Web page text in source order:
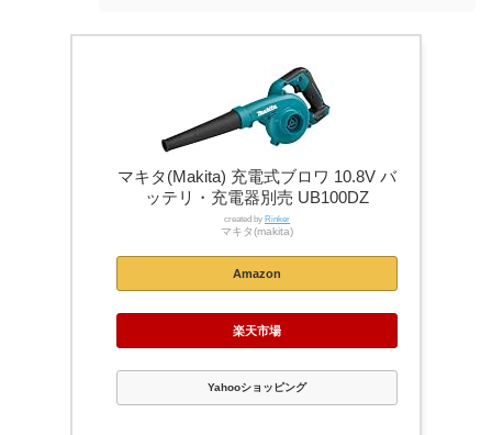
マキタ(Makita) 充電式ブロワ 10.8V バ
ッテリ・充電器別売 UB100DZ
created by Rinker
マキタ(makita)
Amazon
楽天市場
Yahooショッピング